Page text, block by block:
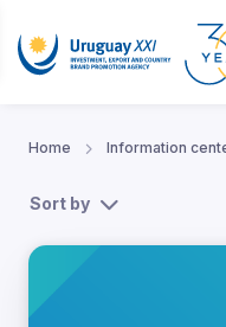
Home Information
Sort by